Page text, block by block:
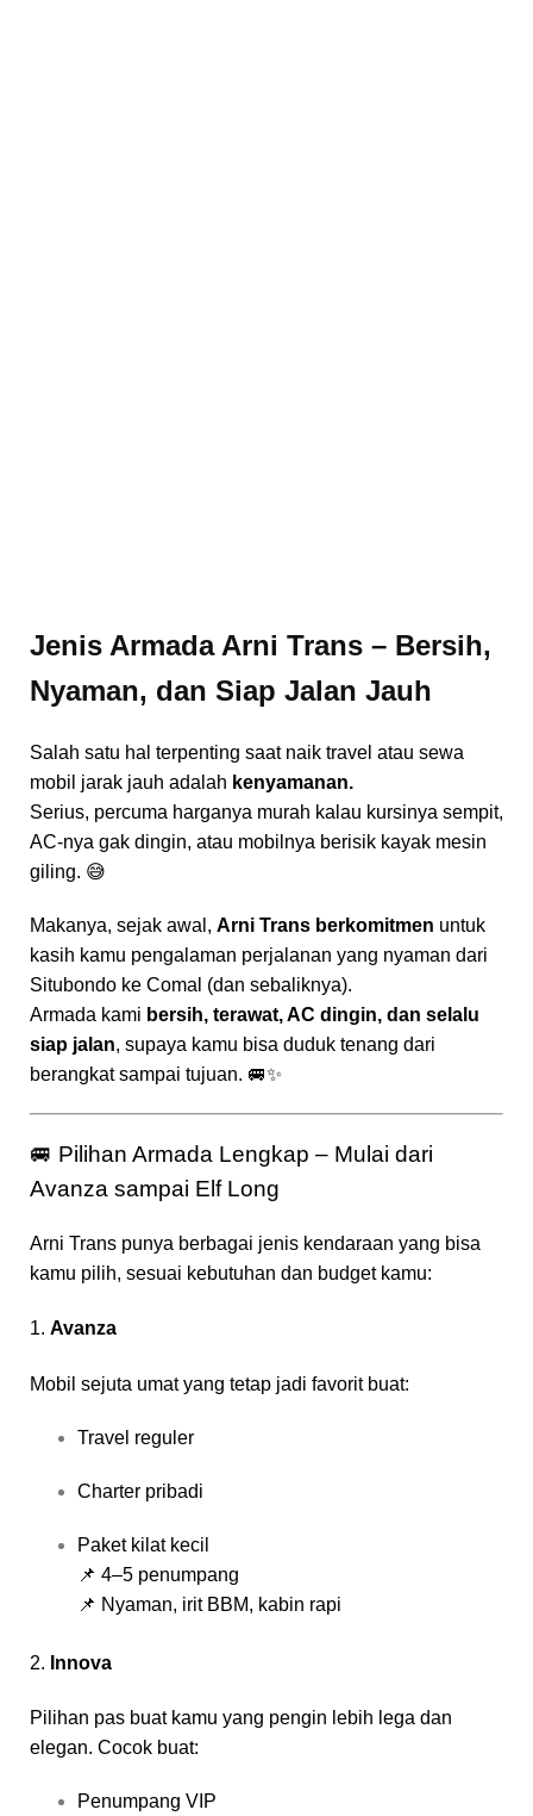
Jenis Armada Arni Trans – Bersih,
Nyaman, dan Siap Jalan Jauh
Salah satu hal terpenting saat naik travel atau sewa
mobil jarak jauh adalah kenyamanan.
Serius, percuma harganya murah kalau kursinya sempit,
AC-nya gak dingin, atau mobilnya berisik kayak mesin
giling. 😅
Makanya, sejak awal, Arni Trans berkomitmen untuk
kasih kamu pengalaman perjalanan yang nyaman dari
Situbondo ke Comal (dan sebaliknya).
Armada kami bersih, terawat, AC dingin, dan selalu
siap jalan, supaya kamu bisa duduk tenang dari
berangkat sampai tujuan. 🚐✨
🚐 Pilihan Armada Lengkap – Mulai dari
Avanza sampai Elf Long
Arni Trans punya berbagai jenis kendaraan yang bisa
kamu pilih, sesuai kebutuhan dan budget kamu:
1. Avanza
Mobil sejuta umat yang tetap jadi favorit buat:
Travel reguler
Charter pribadi
Paket kilat kecil
📌 4–5 penumpang
📌 Nyaman, irit BBM, kabin rapi
2. Innova
Pilihan pas buat kamu yang pengin lebih lega dan
elegan. Cocok buat:
Penumpang VIP